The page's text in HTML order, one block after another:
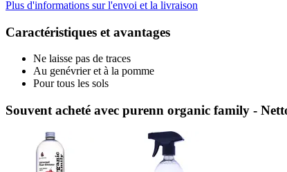
Plus d'informations sur l'envoi et la livraison
Caractéristiques et avantages
Ne laisse pas de traces
Au genévrier et à la pomme
Pour tous les sols
Souvent acheté avec purenn organic family -